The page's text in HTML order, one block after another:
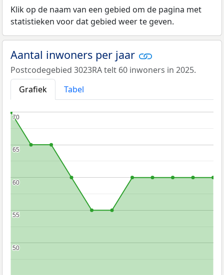
Klik op de naam van een gebied om de pagina met
statistieken voor dat gebied weer te geven.
Aantal inwoners per jaar
Postcodegebied 3023RA telt 60 inwoners in 2025.
Grafiek
Tabel
50
50
55
55
60
60
65
65
70
70